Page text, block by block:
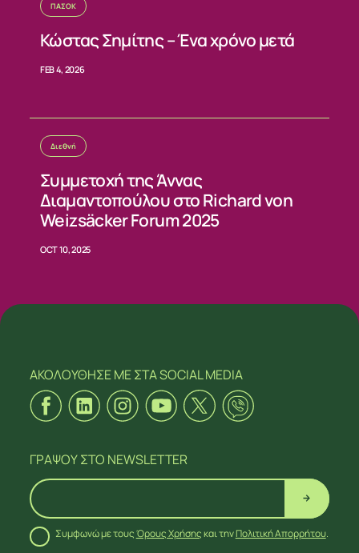
ΑΚΟΛΟΥΘΗΣΕ ΜΕΣΤΑ SOCIAL MEDIA
ΠΑΣΟΚ
Κώστας Σημίτης – Ένα χρόνο μετά
FEB 4, 2026
Διεθνή
Συμμετοχή της Άννας
Διαμαντοπούλου στο Richard von
Weizsäcker Forum 2025
OCT 10, 2025
ΑΚΟΛΟΥΘΗΣΕ ΜΕΣΤΑ SOCIAL MEDIA
ΓΡΑΨΟΥΣΤΟ NEWSLETTER
Συμφωνώ με τουςΌρους Χρήσηςκαι τηνΠολιτική Απορρήτου.